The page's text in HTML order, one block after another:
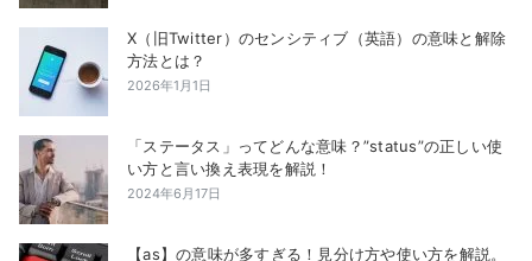
X（旧Twitter）のセンシティブ（英語）の意味と解除
方法とは？
2026年1月1日
「ステータス」ってどんな意味？”status”の正しい使
い方と言い換え表現を解説！
2024年6月17日
【as】の意味が多すぎる！見分け方や使い方を解説。